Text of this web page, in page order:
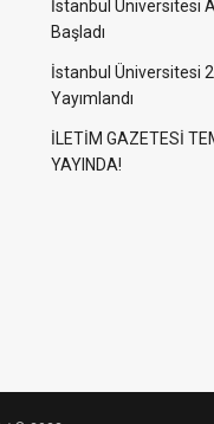
İstanbul Üniversitesi
Başladı
İstanbul Üniversitesi
Yayımlandı
İLETİM GAZETESİ
YAYINDA!